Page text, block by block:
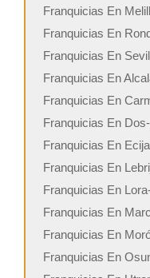
Franquicias En
Franquicias En
Franquicias En
Franquicias En
Franquicias En
Franquicias En
Franquicias En Ecija
Franquicias En
Franquicias En
Franquicias En
Franquicias En
Franquicias En